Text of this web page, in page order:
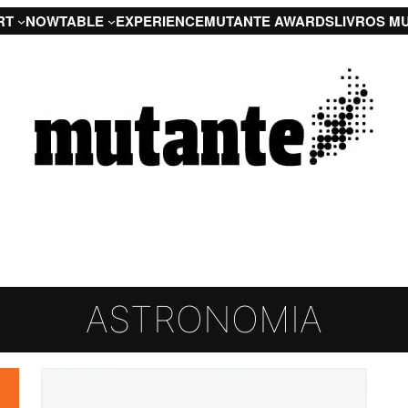
NOWTABLE EXPERIENCEMUTANTE AWARDSLIVROS
ASTRONOMIA